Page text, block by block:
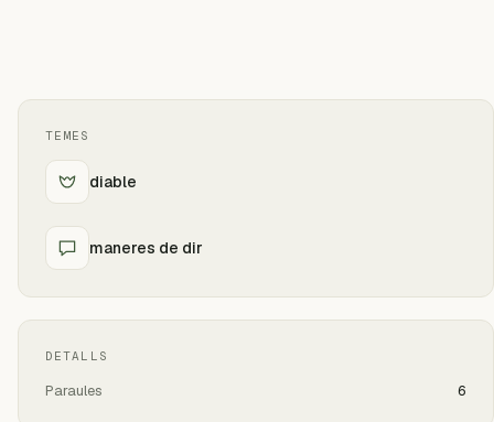
TEMES
diable
maneres de dir
DETALLS
Paraules 6